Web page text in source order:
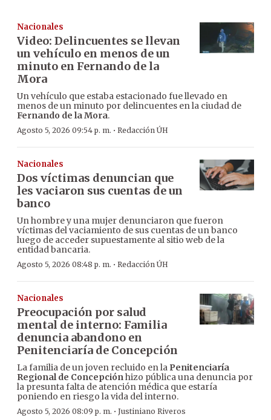
Nacionales
Video: Delincuentes se llevan
un vehículo en menos de un
minuto en Fernando de la
Mora
Un vehículo que estaba estacionado fue llevado en
menos de un minuto por delincuentes en la ciudad de
Fernando de la Mora.
Agosto 5, 2026 09:54 p. m. · Redacción ÚH
Nacionales
Dos víctimas denuncian que
les vaciaron sus cuentas de un
banco
Un hombre y una mujer denunciaron que fueron
víctimas del vaciamiento de sus cuentas de un banco
luego de acceder supuestamente al sitio web de la
entidad bancaria.
Agosto 5, 2026 08:48 p. m. · Redacción ÚH
Nacionales
Preocupación por salud
mental de interno: Familia
denuncia abandono en
Penitenciaría de Concepción
La familia de un joven recluido en la Penitenciaría
Regional de Concepciónhizo pública una denuncia por
la presunta falta de atención médica que estaría
poniendo en riesgo la vida del interno.
Agosto 5, 2026 08:09 p. m. · Justiniano Riveros